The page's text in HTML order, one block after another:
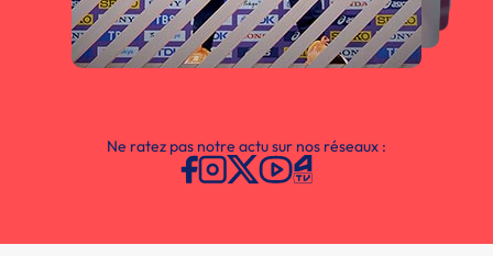
Ne ratez pas notre actu sur nos réseaux :